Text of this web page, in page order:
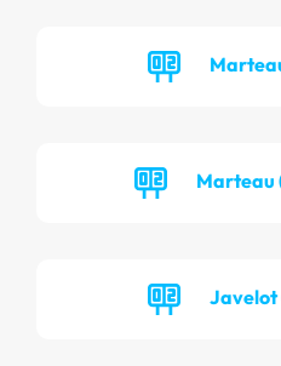
Marteau
Javelot